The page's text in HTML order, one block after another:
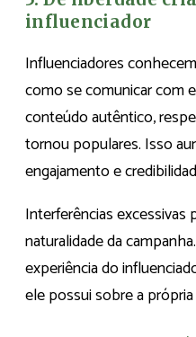
influenciador
Influenciadores
como se comunicar com
conteúdo autêntico,
tornou populares. Isso
engajamento e
Interferências
naturalidade da
experiência do
ele possui sobre a própria